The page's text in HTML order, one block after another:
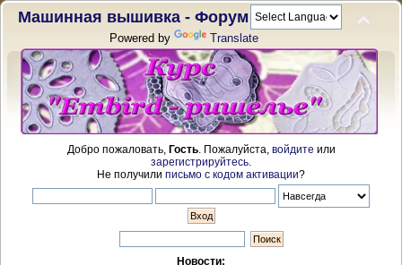
Машинная вышивка - Форум
Powered by Translate
Добро пожаловать, Гость. Пожалуйста, войдите или
зарегистрируйтесь
Не получили письмо с кодом активации?
Новости: